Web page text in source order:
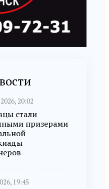
20:02
стали
призерами
19:45